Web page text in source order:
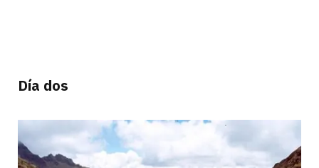
Día dos